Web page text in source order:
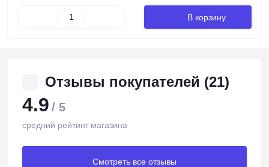
В корзину
Отзывы покупателей (21)
4.9 / 5
средний рейтинг магазина
Смотреть все отзывы